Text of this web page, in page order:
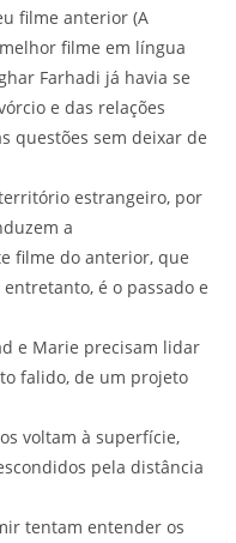
filme anterior (A
filme em língua
Farhadi já havia se
e das relações
questões sem deixar de
estrangeiro, por
a
filme do anterior, que
é o passado e
e Marie precisam lidar
falido, de um projeto
voltam à superfície,
pela distância
tentam entender os